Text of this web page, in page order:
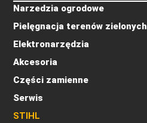
Narzedzia ogrodowe
Pielęgnacja terenów zielonych
Elektronarzędzia
Akcesoria
Części zamienne
Serwis
STIHL